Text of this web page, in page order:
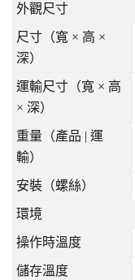
外觀尺寸
尺寸（寬 × 高 ×
深）
運輸尺寸（寬 × 高
× 深）
重量（產品 | 運
輸）
安裝（螺絲）
環境
操作時溫度
儲存溫度